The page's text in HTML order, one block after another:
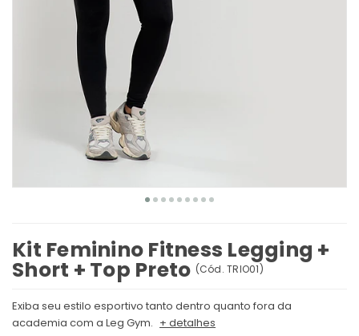
Kit Feminino Fitness Legging +
Short + Top Preto (Cód. TRIO01)
Exiba seu estilo esportivo tanto dentro quanto fora da
academia com a Leg Gym. + detalhes